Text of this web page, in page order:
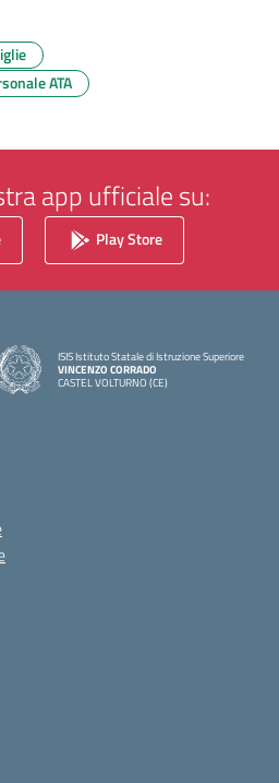
ATA
app ufficiale su:
Play Store
ISIS Istituto Statale di Istruzione Superiore
VINCENZO CORRADO
CASTEL VOLTURNO (CE)